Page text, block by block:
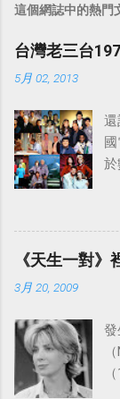
這個網誌中的熱門
台灣老三台
5月 02, 2013
於
《天生一對
3月 20, 2009